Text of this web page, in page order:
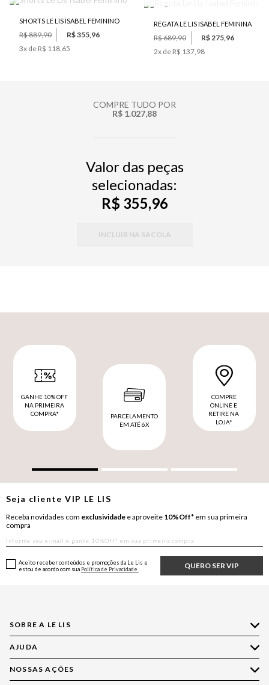
SHORTS LE LIS ISABEL FEMININO
R$ 889,90
R$ 355,96
3x de R$ 118,65
REGATA LE LIS ISABEL FEMININA
R$ 689,90
R$ 275,96
2x de R$ 137,98
COMPRE TUDO POR
R$ 1.027,88
Valor das peças
selecionadas:
R$ 355,96
INCLUIR NA SACOLA
GANHE 10% OFF
NA PRIMEIRA
COMPRA*
PARCELAMENTO
EM ATÉ 6X
COMPRE
ONLINE E
RETIRE NA
LOJA*
Seja clienteVIP LE LIS
Receba novidades com exclusividade e aproveite 10%Off* em sua primeira
compra
QUERO SER VIP
Aceito receber conteúdos e promoções da Le Lis e
estou de acordo com sua Política de Privacidade.
SOBRE A LE LIS
Quem Somos
Nossas Lojas
AJUDA
Compre pelo WhatsApp
NOSSAS AÇÕES